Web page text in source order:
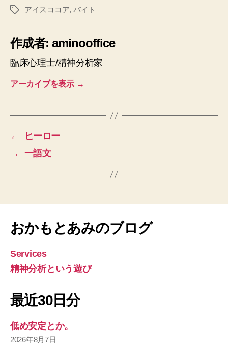
タ
アイスココア, バイト
作成者: aminooffice
臨床心理士/精神分析家
アーカイブを表示 →
←
ヒーロー
→
一語文
おかもとあみのブログ
Services
精神分析という遊び
最近30日分
低め安定とか。
2026年8月7日